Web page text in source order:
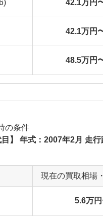
42.1万円
42.1万円
48.5万円
の条件
目】 年式：2007年2月 走
現在の買取相場
5.6万